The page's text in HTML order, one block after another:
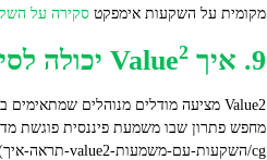
מקומית על השקעות אימפקט סקירה על
9. איך Value 2 יכולה
cg/השקעות-עם-משמעות-value2-תראה-איך).